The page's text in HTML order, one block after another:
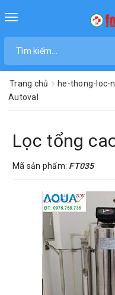
Toggle
Trang chủ he-thong-loc-
Autoval
Lọc tổng
Mã sản phẩm: FT035